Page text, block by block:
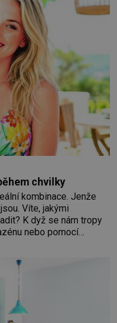
chvilky
kombinace. Jenže
Víte, jakými
K dyž se nám tropy
nebo pomocí